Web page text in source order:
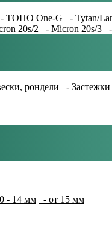
- TOHO One-G - Tytan/
20s/2 - Micron 20s/3
рондели - Застежки
- 14 мм - от 15 мм